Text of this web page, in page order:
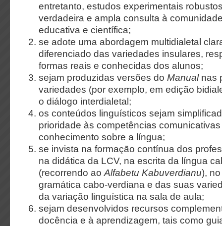
entretanto, estudos experimentais
verdadeira e ampla consulta à
educativa e científica;
se adote uma abordagem multidialetal
diferenciado das variedades insulares,
formas reais e conhecidas dos alunos;
sejam produzidas versões doManualnas
variedades (por exemplo, em edição
o diálogo interdialetal;
os conteúdos linguísticos sejam
prioridade às competências
conhecimento sobre a língua;
se invista na formação contínua dos
na didática da LCV, na escrita da língua
(recorrendo aoAlfabetu Kabuverdianu),
gramática cabo-verdiana e das suas
da variação linguística na sala de aula;
sejam desenvolvidos recursos
docência e à aprendizagem, tais como